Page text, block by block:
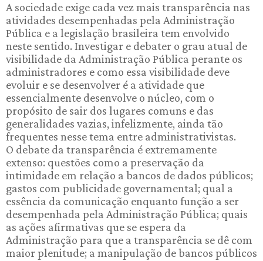
A sociedade exige cada vez mais transparência nas
atividades desempenhadas pela Administração
Pública e a legislação brasileira tem envolvido
neste sentido. Investigar e debater o grau atual de
visibilidade da Administração Pública perante os
administradores e como essa visibilidade deve
evoluir e se desenvolver é a atividade que
essencialmente desenvolve o núcleo, com o
propósito de sair dos lugares comuns e das
generalidades vazias, infelizmente, ainda tão
frequentes nesse tema entre administrativistas.
O debate da transparência é extremamente
extenso: questões como a preservação da
intimidade em relação a bancos de dados públicos;
gastos com publicidade governamental; qual a
essência da comunicação enquanto função a ser
desempenhada pela Administração Pública; quais
as ações afirmativas que se espera da
Administração para que a transparência se dê com
maior plenitude; a manipulação de bancos públicos